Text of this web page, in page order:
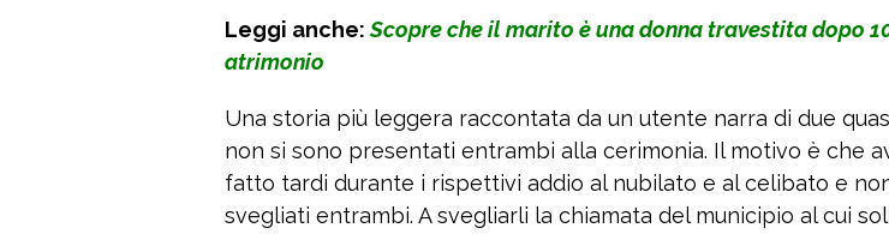
Leggi anche:Scopre che il marito è una donna travestita dopo
atrimonio
Una storia più leggera raccontata da un utente narra di due
non si sono presentati entrambi alla cerimonia. Il motivo è che
fatto tardi durante i rispettivi addio al nubilato e al celibato e
svegliati entrambi. A svegliarli la chiamata del municipio al cui